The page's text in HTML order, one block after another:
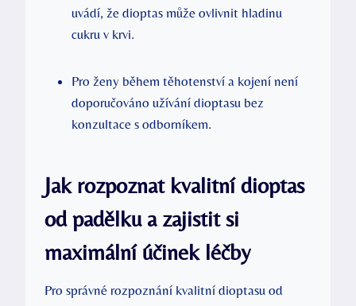
uvádí, že dioptas může ovlivnit hladinu
cukru v krvi.
Pro ženy během těhotenství a kojení není
doporučováno užívání dioptasu bez
konzultace s odborníkem.
Jak rozpoznat kvalitní dioptas
od padělku a zajistit si
maximální účinek léčby
Pro správné rozpoznání kvalitní dioptasu od